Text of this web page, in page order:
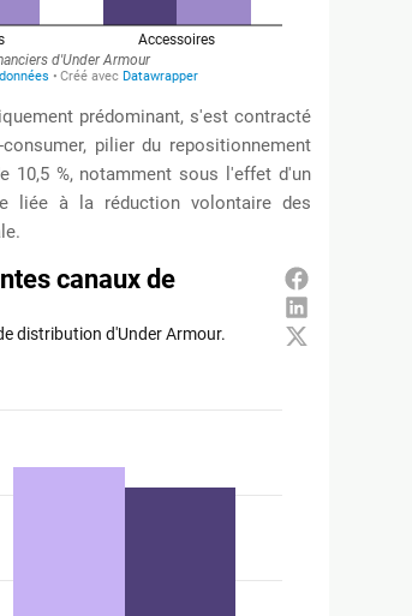
prédominant, s'est contracté
pilier du repositionnement
10,5 %, notamment sous l'effet d'un
liée à la réduction volontaire des